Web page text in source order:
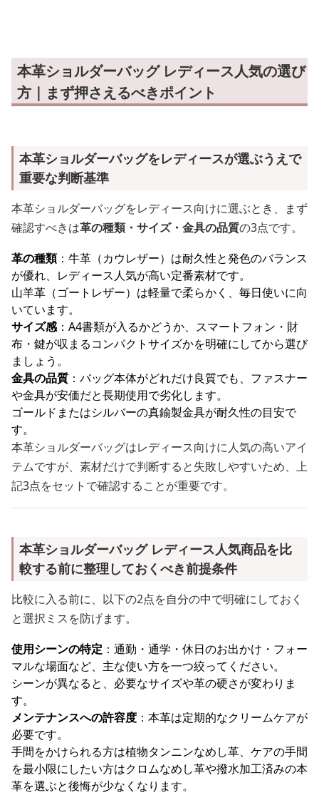
本革ショルダーバッグ レディース人気の選び
方｜まず押さえるべきポイント
本革ショルダーバッグをレディースが選ぶうえで
重要な判断基準
本革ショルダーバッグをレディース向けに選ぶとき、まず
確認すべきは革の種類・サイズ・金具の品質の3点です。
革の種類：牛革（カウレザー）は耐久性と発色のバランス
が優れ、レディース人気が高い定番素材です。
山羊革（ゴートレザー）は軽量で柔らかく、毎日使いに向
いています。
サイズ感：A4書類が入るかどうか、スマートフォン・財
布・鍵が収まるコンパクトサイズかを明確にしてから選び
ましょう。
金具の品質 ：バッグ本体がどれだけ良質でも、ファスナー
や金具が安価だと長期使用で劣化します。
ゴールドまたはシルバーの真鍮製金具が耐久性の目安で
す。
本革ショルダーバッグはレディース向けに人気の高いアイ
テムですが、素材だけで判断すると失敗しやすいため、上
記3点をセットで確認することが重要です。
本革ショルダーバッグ レディース人気商品を比
較する前に整理しておくべき前提条件
比較に入る前に、以下の2点を自分の中で明確にしておく
と選択ミスを防げます。
使用シーンの特定 ：通勤・通学・休日のお出かけ・フォー
マルな場面など、主な使い方を一つ絞ってください。
シーンが異なると、必要なサイズや革の硬さが変わりま
す。
メンテナンスへの許容度 ：本革は定期的なクリームケアが
必要です。
手間をかけられる方は植物タンニンなめし革、ケアの手間
を最小限にしたい方はクロムなめし革や撥水加工済みの本
革を選ぶと後悔が少なくなります。